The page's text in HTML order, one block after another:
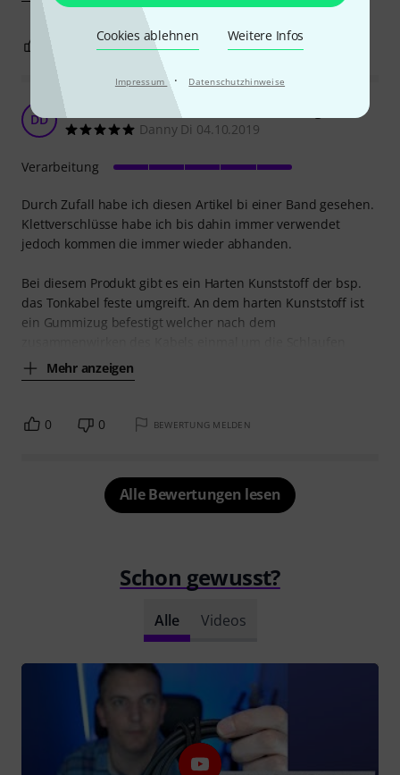
Cookies ablehnen Weitere Infos
Impressum · Datenschutzhinweise
0 BEWERTUNG MELDEN
DD Bester als Klettverschluss – bin sehr begeistert
Danny Di 04.10.2019
Durch Zufall habe ich diesen Artikel bi einer Band gesehen.
Klettverschlüsse habe ich bis dahin immer verwendet
jedoch kommen die immer wieder abhanden.
Bei diesem Produkt gibt es ein Harten Kunststoff der bsp.
das Tonkabel feste umgreift. An dem harten Kunststoff ist
ein Gummizug befestigt welcher nach dem
Mehr anzeigen
Verarbeitung
0 0 BEWERTUNG MELDEN
Alle Bewertungen lesen
Schon gewusst?
Alle Videos